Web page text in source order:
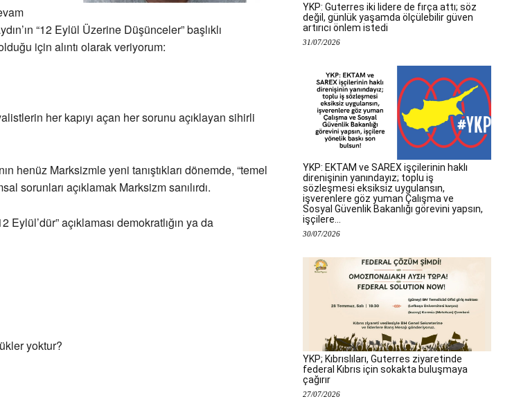
“12 Eylül Üzerine Düşünceler” başlıklı
için alıntı olarak veriyorum:
her kapıyı açan her sorunu açıklayan sihirli
henüz Marksizmle yeni tanıştıkları dönemde, “temel
sorunları açıklamak Marksizm sanılırdı.
açıklaması demokratlığın ya da
yoktur?
YKP: Guterres iki lidere de fırça attı; söz
değil, günlük yaşamda ölçülebilir güven
artırıcı önlem istedi
31/07/2026
YKP: EKTAM ve SAREX işçilerinin haklı
direnişinin yanındayız; toplu iş
sözleşmesi eksiksiz uygulansın,
işverenlere göz yuman Çalışma ve
Sosyal Güvenlik Bakanlığı görevini yapsın,
işçilere...
30/07/2026
YKP; Kıbrıslıları, Guterres ziyaretinde
federal Kıbrıs için sokakta buluşmaya
çağırır
27/07/2026